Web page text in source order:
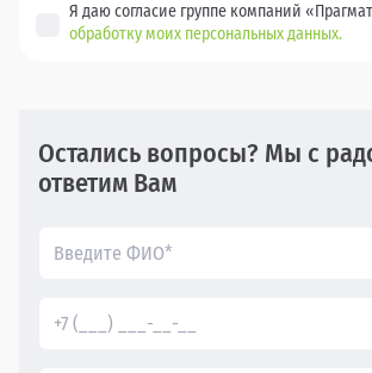
Я даю согласие группе компаний
обработку моих персональных данных.
Остались вопросы? Мы с
ответим Вам